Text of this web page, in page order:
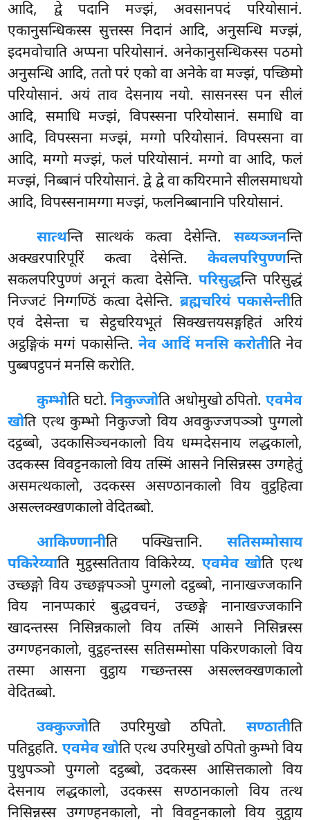
आदि, द्वे पदानि मज्झं, अवसानपदं परियोसानं.
एकानुसन्धिकस्स सुत्तस्स निदानं आदि, अनुसन्धि मज्झं,
इदमवोचाति अप्पना परियोसानं. अनेकानुसन्धिकस्स पठमो
अनुसन्धि आदि, ततो परं एको वा अनेके वा मज्झं, पच्छिमो
परियोसानं. अयं ताव देसनाय नयो. सासनस्स पन सीलं
आदि, समाधि मज्झं, विपस्सना परियोसानं. समाधि वा
आदि, विपस्सना मज्झं, मग्गो परियोसानं. विपस्सना वा
आदि, मग्गो मज्झं, फलं परियोसानं. मग्गो वा आदि, फलं
मज्झं, निब्बानं परियोसानं. द्वे द्वे वा कयिरमाने सीलसमाधयो
आदि, विपस्सनामग्गा मज्झं, फलनिब्बानानि परियोसानं.
सात्थन्ति सात्थकं कत्वा देसेन्ति. सब्यञ्जनन्ति
अक्खरपारिपूरिं कत्वा देसेन्ति. केवलपरिपुण्णन्ति
सकलपरिपुण्णं अनूनं कत्वा देसेन्ति. परिसुद्धन्ति परिसुद्धं
निज्जटं निग्गण्ठिं कत्वा देसेन्ति.ब्रह्मचरियं पकासेन्तीति
एवं देसेन्ता च सेट्ठचरियभूतं सिक्खत्तयसङ्गहितं अरियं
अट्ठङ्गिकं मग्गं पकासेन्ति. नेव आदिं मनसि करोतीति नेव
पुब्बपट्ठपनं मनसि करोति.
कुम्भोति घटो.निकुज्जोति अधोमुखो ठपितो. एवमेव
खोति एत्थ कुम्भो निकुज्जो विय अवकुज्जपञ्ञो पुग्गलो
दट्ठब्बो, उदकासिञ्चनकालो विय धम्मदेसनाय लद्धकालो,
उदकस्स विवट्टनकालो विय तस्मिं आसने निसिन्नस्स उग्गहेतुं
असमत्थकालो, उदकस्स असण्ठानकालो विय वुट्ठहित्वा
असल्लक्खणकालो वेदितब्बो.
आकिण्णानीति पक्खित्तानि. सतिसम्मोसाय
पकिरेय्याति मुट्ठस्सतिताय विकिरेय्य. एवमेव खोति एत्थ
उच्छङ्गो विय उच्छङ्गपञ्ञो पुग्गलो दट्ठब्बो, नानाखज्जकानि
विय नानप्पकारं बुद्धवचनं, उच्छङ्गे नानाखज्जकानि
खादन्तस्स निसिन्नकालो विय तस्मिं आसने निसिन्नस्स
उग्गण्हनकालो, वुट्ठहन्तस्स सतिसम्मोसा पकिरणकालो विय
तस्मा आसना वुट्ठाय गच्छन्तस्स असल्लक्खणकालो
वेदितब्बो.
उक्कुज्जोति उपरिमुखो ठपितो. सण्ठातीति
पतिट्ठहति. एवमेव खोति एत्थ उपरिमुखो ठपितो कुम्भो विय
पुथुपञ्ञो पुग्गलो दट्ठब्बो, उदकस्स आसित्तकालो विय
देसनायलद्धकालो, उदकस्स सण्ठानकालो विय तत्थ
निसिन्नस्स उग्गण्हनकालो, नो विवट्टनकालो विय वुट्ठाय